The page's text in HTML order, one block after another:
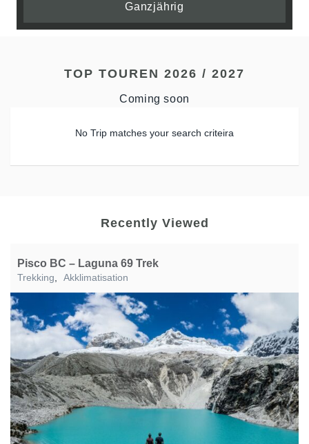
Ganzjährig
TOP TOUREN 2026 / 2027
Coming soon
No Trip matches your search criteira
Recently Viewed
Pisco BC – Laguna 69 Trek
Trekking Akklimatisation